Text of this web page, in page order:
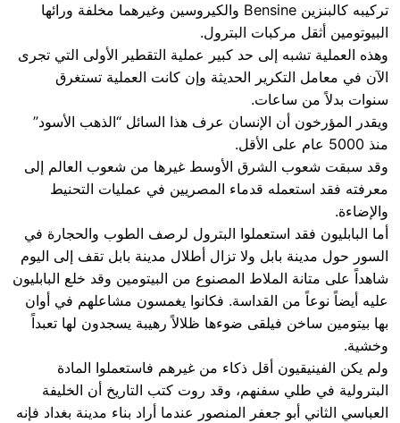
تركيبه كالبنزين Bensine والكيروسين وغيرهما مخلفة ورائها
البيوتومين أثقل مركبات البترول.
وهذه العملية تشبه إلى حد كبير عملية التقطير الأولى التي تجرى
الآن في معامل التكرير الحديثة وإن كانت العملية تستغرق
سنوات بدلاً من ساعات.
ويقدر المؤرخون أن الإنسان عرف هذا السائل “الذهب الأسود”
منذ 5000 عام على الأقل.
وقد سبقت شعوب الشرق الأوسط غيرها من شعوب العالم إلى
معرفته فقد استعمله قدماء المصريين في عمليات التحنيط
والإضاءة.
أما البابليون فقد استعملوا البترول لرصف الطوب والحجارة في
السور حول مدينة بابل ولا تزال أطلال مدينة بابل تقف إلى اليوم
شاهداً على متانة الملاط المصنوع من البيتومين وقد خلع البابليون
عليه أيضاً نوعاً من القداسة. فكانوا يغمسون مشاعلهم في أوان
بها بيتومين ساخن فيلقى ضوءها ظلالاً رهيبة يسجدون لها تعبداً
وخشية.
ولم يكن الفينيقيون أقل ذكاء من غيرهم فاستعملوا المادة
البترولية في طلي سفنهم، وقد روت كتب التاريخ أن الخليفة
العباسي الثاني أبو جعفر المنصور عندما أراد بناء مدينة بغداد فإنه